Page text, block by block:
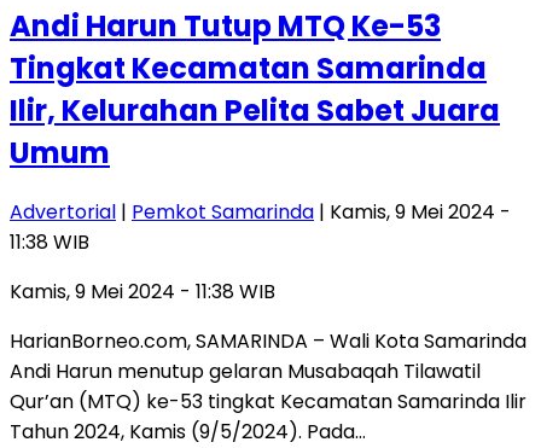
Andi Harun Tutup MTQ Ke-53
Tingkat Kecamatan Samarinda
Ilir, Kelurahan Pelita Sabet Juara
Umum
Advertorial | Pemkot Samarinda | Kamis, 9 Mei 2024 -
11:38 WIB
Kamis, 9 Mei 2024 - 11:38 WIB
HarianBorneo.com, SAMARINDA – Wali Kota Samarinda
Andi Harun menutup gelaran Musabaqah Tilawatil
Qur’an (MTQ) ke-53 tingkat Kecamatan Samarinda Ilir
Tahun 2024, Kamis (9/5/2024). Pada…